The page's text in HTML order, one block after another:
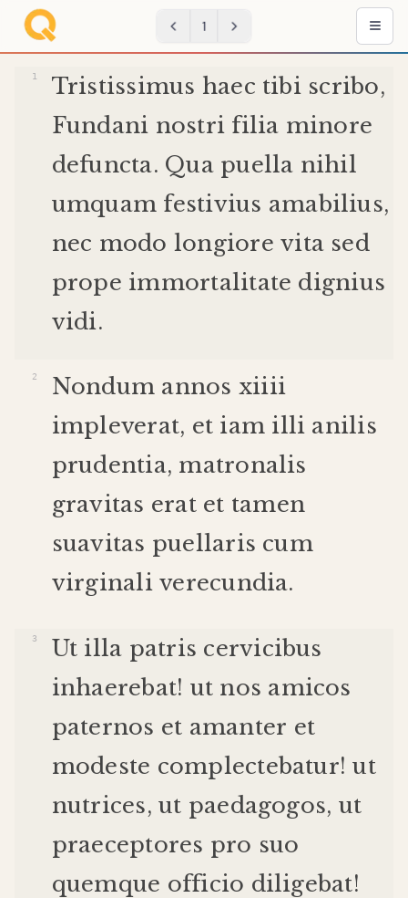
1
Tristissimus haec tibi scribo,
Fundani nostri filia minore
defuncta. Qua puella nihil
umquam festivius amabilius,
nec modo longiore vita sed
prope immortalitate dignius
vidi.
Nondum annos xiiii
impleverat, et iam illi anilis
prudentia, matronalis
gravitas erat et tamen
suavitas puellaris cum
virginali verecundia.
Ut illa patris cervicibus
inhaerebat! ut nos amicos
paternos et amanter et
modeste complectebatur!ut
nutrices,ut paedagogos, ut
praeceptores pro suo
quemque officio diligebat!